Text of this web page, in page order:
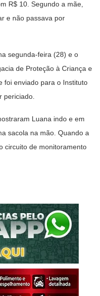
R$ 10. Segundo a mãe,
e não passava por
segunda-feira (28) e o
de Proteção à Criança e
foi enviado para o Instituto
periciado.
Luana indo e em
sacola na mão. Quando a
circuito de monitoramento